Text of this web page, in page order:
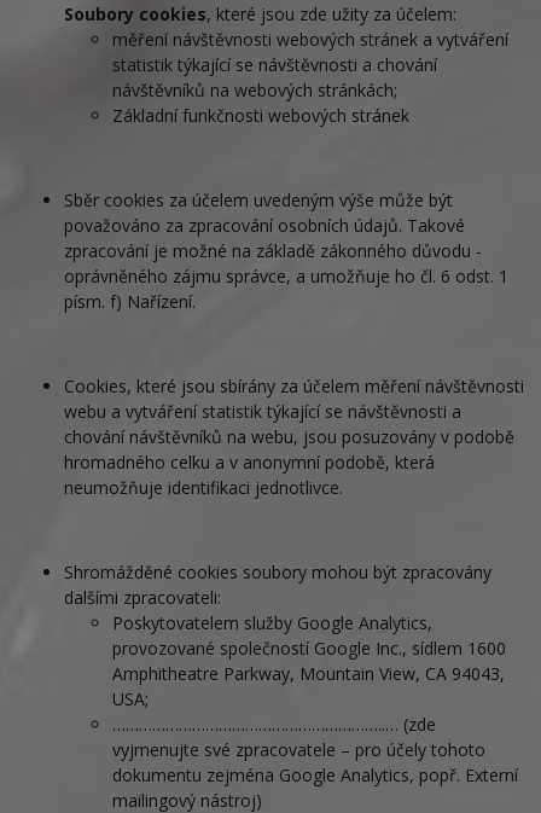
Soubory cookies, které jsou zde užity za účelem:
měření návštěvnosti webových stránek a vytváření
statistik týkající se návštěvnosti a chování
návštěvníků na webových stránkách;
Základní funkčnosti webových stránek
Sběr cookies za účelem uvedeným výše může být
považováno za zpracování osobních údajů. Takové
zpracování je možné na základě zákonného důvodu -
oprávněného zájmu správce, a umožňuje ho čl. 6 odst. 1
písm. f) Nařízení.
Cookies, které jsou sbírány za účelem měření návštěvnosti
webu a vytváření statistik týkající se návštěvnosti a
chování návštěvníků na webu, jsou posuzovány v podobě
hromadného celku a v anonymní podobě, která
neumožňuje identifikaci jednotlivce.
Shromážděné cookies soubory mohou být zpracovány
dalšími zpracovateli:
Poskytovatelem služby Google Analytics,
provozované společností Google Inc., sídlem 1600
Amphitheatre Parkway, Mountain View, CA 94043,
USA;
……………………………………………………..… (zde
vyjmenujte své zpracovatele – pro účely tohoto
dokumentu zejména Google Analytics, popř. Externí
mailingový nástroj)